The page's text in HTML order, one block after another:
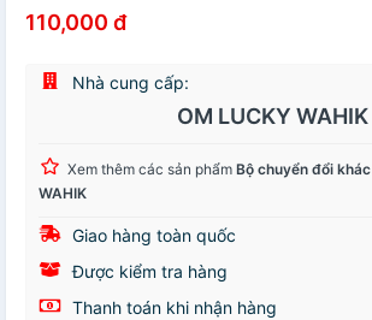
110,000 đ
Nhà cung cấp:
OM LUCKY WAHIK
Xem thêm các sản phẩm Bộ chuyển đổi khác
WAHIK
Giao hàng toàn quốc
Được kiểm tra hàng
Thanh toán khi nhận hàng